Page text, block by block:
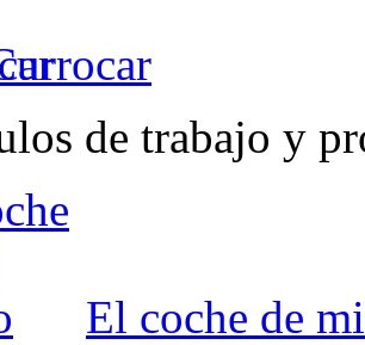
de trabajo y
El coche de